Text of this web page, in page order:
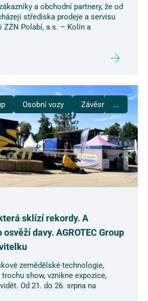
a obchodní partnery, že od
střediska prodeje a servisu
Polabí, a.s. – Kolín a
Osobní vozy Závěsná technika
...
sklízí rekordy. A
davy. AGROTEC Group
zemědělské technologie,
show, vznikne expozice,
Od 21. do 26. srpna na